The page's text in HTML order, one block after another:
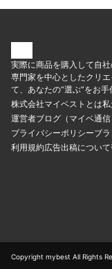
実際に商品を購入して自社
専門家を中心としたクリ
て、あなたの“選ぶ”をお
株式会社マイベストとは
運営者ブログ（マイベ通信
プライバシーポリシーブ
利用規約広告出稿について
Copyright mybest All Rights